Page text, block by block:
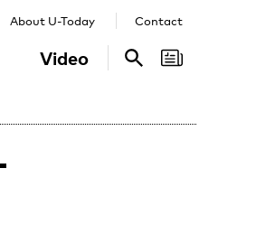
Video
About U-Today Contact
Search